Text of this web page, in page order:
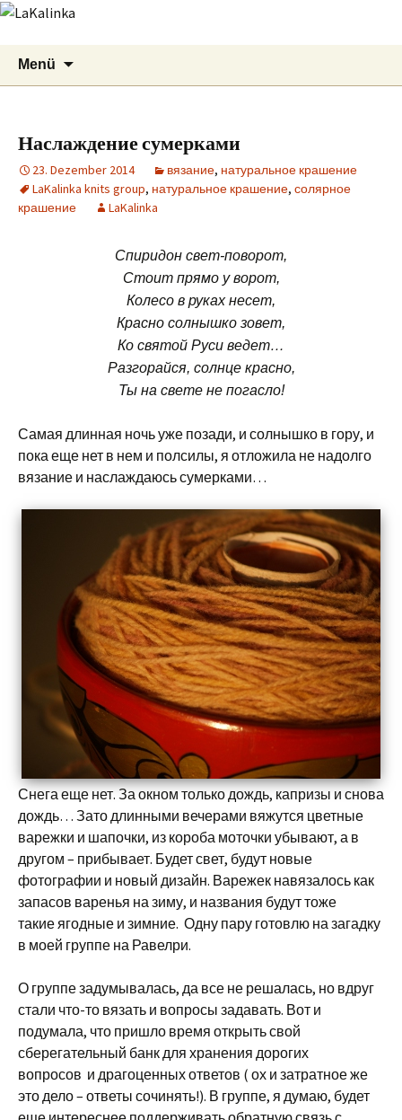
LaKalinka
Menü
Наслаждение сумерками
23. Dezember 2014 вязание, натуральное крашение
LaKalinka knits group, натуральное крашение, солярное
крашение
LaKalinka
Спиридон свет-поворот,
Стоит прямо у ворот,
Колесо в руках несет,
Красно солнышко зовет,
Ко святой Руси ведет…
Разгорайся, солнце красно,
Ты на свете не погасло!
Самая длинная ночь уже позади, и солнышко в гору, и
пока еще нет в нем и полсилы, я отложила не надолго
вязание и наслаждаюсь сумерками…
Снега еще нет. За окном только дождь, капризы и снова
дождь… Зато длинными вечерами вяжутся цветные
варежки и шапочки, из короба моточки убывают, а в
другом – прибывает. Будет свет, будут новые
фотографии и новый дизайн. Варежек навязалось как
запасов варенья на зиму, и названия будут тоже
такие ягодные и зимние. Одну пару готовлю на загадку
в моей группе на Равелри.
О группе задумывалась, да все не решалась, но вдруг
стали что-то вязать и вопросы задавать. Вот и
подумала, что пришло время открыть свой
сберегательный банк для хранения дорогих
вопросов и драгоценных ответов ( ох и затратное же
это дело – ответы сочинять!). В группе, я думаю, будет